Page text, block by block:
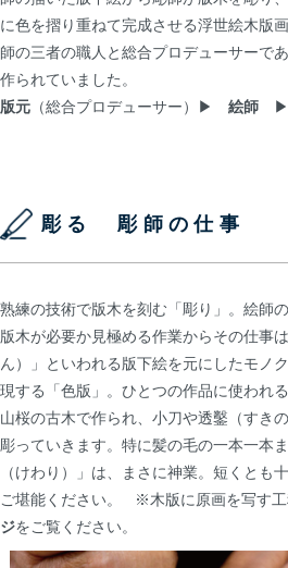
に色を摺り重ねて完成させる浮世絵木版
師の三者の職人と総合プロデューサーで
作られていました。
版元 （総合プロデューサー）▶ 絵師
彫る 彫師の仕事
熟練の技術で版木を刻む「彫り」。絵師
版木が必要か見極める作業からその仕事
ん）」といわれる版下絵を元にしたモノ
現する「色版」。ひとつの作品に使われ
山桜の古木で作られ、小刀や透鑿（すき
彫っていきます。特に髪の毛の一本一本
（けわり）」は、まさに神業。短くとも
ご堪能ください。 ※木版に原画を写す工
ジをご覧ください。